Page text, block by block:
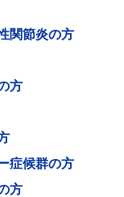
関節炎の方
方
症候群の方
方